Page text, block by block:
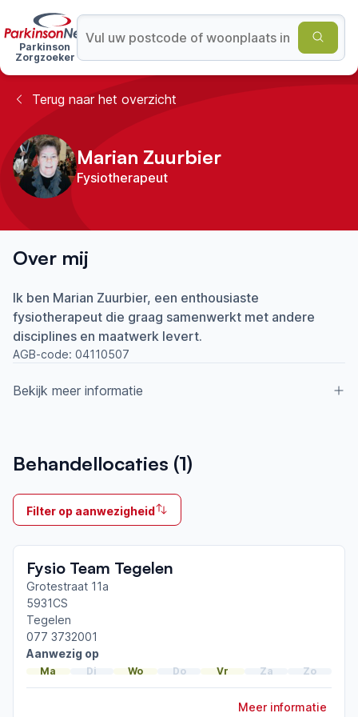
Parkinson
Zorgzoeker
Terug naar het overzicht
Marian Zuurbier
Fysiotherapeut
Over mij
Ik ben Marian Zuurbier, een enthousiaste
fysiotherapeut die graag samenwerkt met andere
disciplines en maatwerk levert.
AGB-code: 04110507
Bekijk meer informatie
2008
Ik behandel
Op locatie & Thuis
netwerk
Venlo Venray
Afgeronde ParkinsonNet-scholingen
ParkinsonNet congres 2025
ParkinsonNet congres 2023
ParkinsonNet congres 2022
Behandellocaties (1)
Filter op aanwezigheid
Fysio Team Tegelen
Grotestraat 11a
5931CS
Tegelen
077 3732001
Aanwezig op
Ma Di Wo Do Vr Za Zo
Meer informatie